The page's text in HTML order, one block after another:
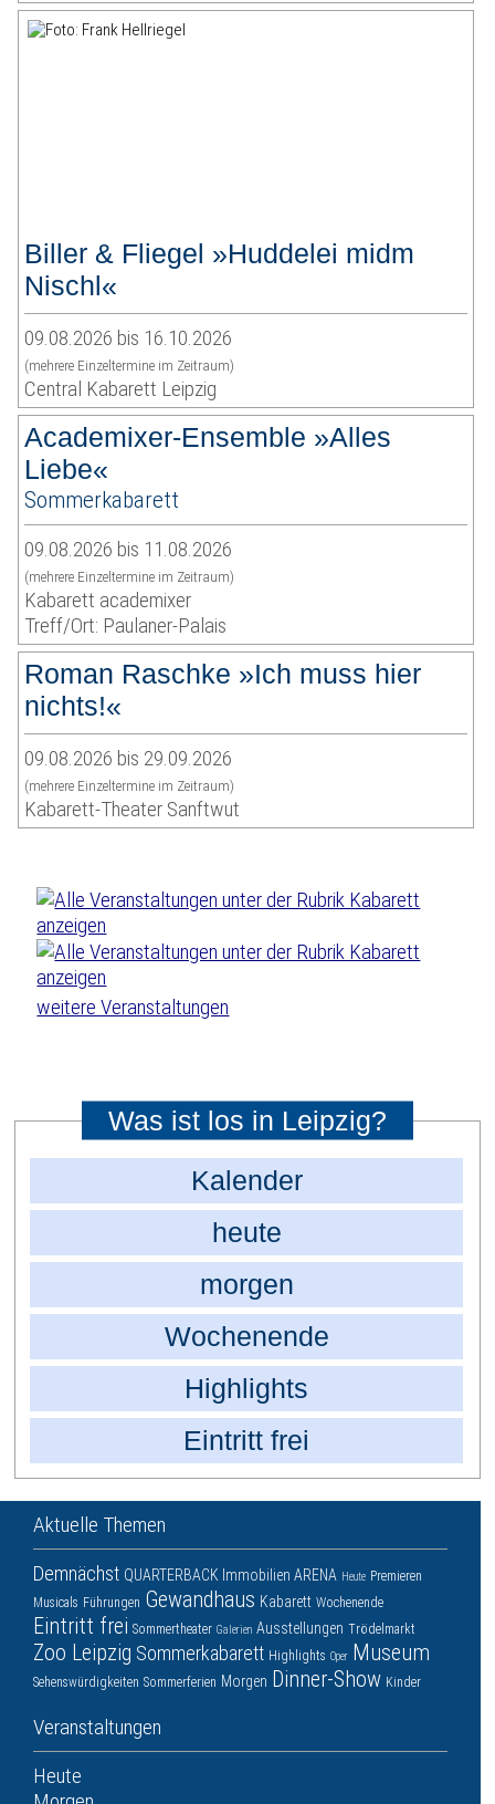
Biller & Fliegel »Huddelei midm
Nischl«
09.08.2026 bis 16.10.2026
(mehrere Einzeltermine im Zeitraum)
Central Kabarett Leipzig
Academixer-Ensemble »Alles
Liebe«
Sommerkabarett
09.08.2026 bis 11.08.2026
(mehrere Einzeltermine im Zeitraum)
Kabarett academixer
Treff/Ort: Paulaner-Palais
Roman Raschke »Ich muss hier
nichts!«
09.08.2026 bis 29.09.2026
(mehrere Einzeltermine im Zeitraum)
Kabarett-Theater Sanftwut
weitere Veranstaltungen
Was ist los in Leipzig?
Kalender
heute
morgen
Wochenende
Highlights
Eintritt frei
Aktuelle Themen
Demnächst QUARTERBACK Immobilien ARENA Heute Premieren
Musicals Führungen Gewandhaus Kabarett Wochenende
Eintritt frei Sommertheater Galerien Ausstellungen Trödelmarkt
Zoo Leipzig Sommerkabarett Highlights Oper Museum
Sehenswürdigkeiten Sommerferien Morgen Dinner-Show Kinder
Veranstaltungen
Heute